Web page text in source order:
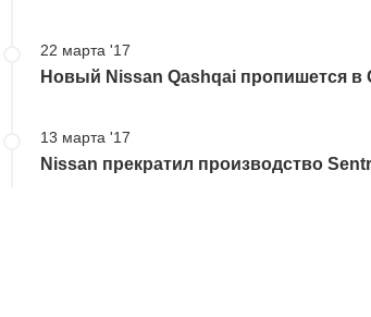
22 марта '17
Новый Nissan Qashqai пропишется в
13 марта '17
Nissan прекратил производство